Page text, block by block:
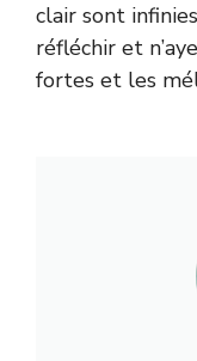
clair sont
réfléchir et
fortes et les